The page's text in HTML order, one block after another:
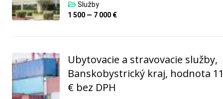
Služby
1 500 — 7 000 €
Ubytovacie a stravovacie služby,
Banskobystrický kraj, hodnota
€ bez DPH